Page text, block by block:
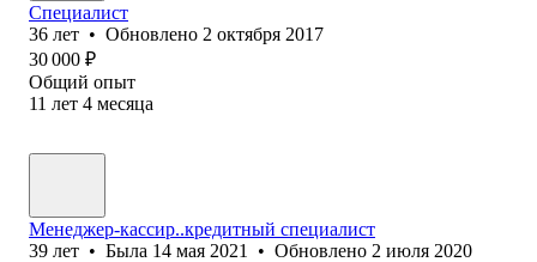
Специалист
36 лет • Обновлено 2 октября 2017
30 000 ₽
Общий опыт
11 лет 4 месяца
Менеджер-кассир..кредитный специалист
39 лет • Была 14 мая 2021 • Обновлено 2 июля 2020